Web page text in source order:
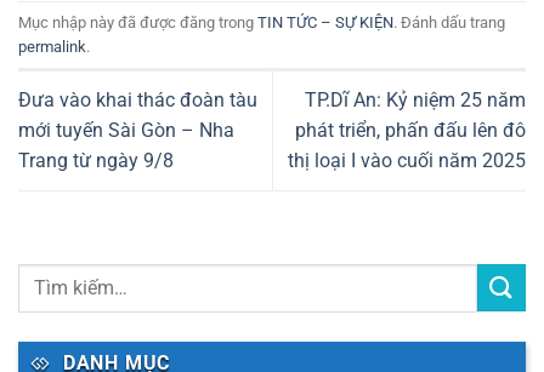
Mục nhập này đã được đăng trong TIN TỨC – SỰ KIỆN. Đánh dấu trang
permalink.
Đưa vào khai thác đoàn tàu
mới tuyến Sài Gòn – Nha
Trang từ ngày 9/8
TP.Dĩ An: Kỷ niệm 25 năm
phát triển, phấn đấu lên đô
thị loại I vào cuối năm 2025
DANH MỤC